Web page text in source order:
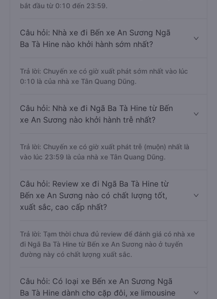
bắt đầu từ 0:10 đến 23:59.
Câu hỏi: Nhà xe đi Bến xe An Sương Ngã
Ba Tà Hine nào khởi hành sớm nhất?
Trả lời: Chuyến xe có giờ xuất phát sớm nhất vào lúc
0:10 là của nhà xe Tân Quang Dũng.
Câu hỏi: Nhà xe đi Ngã Ba Tà Hine từ Bến
xe An Sương nào khởi hành trễ nhất?
Trả lời: Chuyến xe có giờ xuất phát trễ (muộn) nhất là
vào lúc 23:59 là của nhà xe Tân Quang Dũng.
Câu hỏi: Review xe đi Ngã Ba Tà Hine từ
Bến xe An Sương nào có chất lượng tốt,
xuất sắc, cao cấp nhất?
Trả lời: Tạm thời chưa đủ review để đánh giá có nhà xe
đi Ngã Ba Tà Hine từ Bến xe An Sương nào ở tuyến
đường này có chất lượng xuất sắc.
Câu hỏi: Có loại xe Bến xe An Sương Ngã
Ba Tà Hine dành cho cặp đôi, xe limousine